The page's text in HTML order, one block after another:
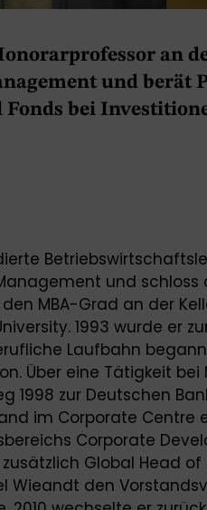
an
und berät
bei
und schloss
MBA-Grad an der
1993 wurde er
Laufbahn
Über eine Tätigkeit bei
1998 zur Deutschen
im Corporate Centre
Corporate
Global Head
Wieandt den